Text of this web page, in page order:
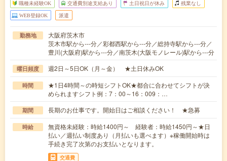
職種未経験OK 交通費別途支給あり 土日祝日が休み 残業なし
WEB登録OK 派遣
勤務地
大阪府茨木市
茨木市駅から---分／彩都西駅から---分／総持寺駅から---分／
豊川(大阪府)駅から---分／南茨木(大阪モノレール)駅から---分
曜日頻度 週2日～5日OK（月～金） ★土日休みOK
時間
★1日4時間～の時短シフトOK★都合に合わせてシフトが決
められますシフト例：7：00～16：009：…
期間 長期のお仕事です。開始日はご相談ください！ ★急募
時給
無資格未経験：時給1400円～ 経験者：時給1450円～★日
払い／週払い制度あり（月払いも選べます）※稼働開始時は
手続き完了次第のお支払いとなります。
交通費